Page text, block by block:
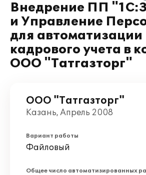
Внедрение ПП
и Управление
для автоматизации
кадрового учета в
ООО "Татгазторг"
ООО "Татгазторг"
Казань, Апрель 2008
Вариант работы
Файловый
Общее число автоматизированных